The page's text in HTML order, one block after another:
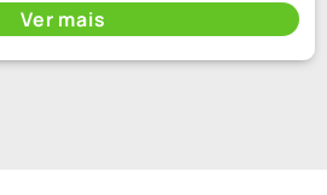
Ver mais